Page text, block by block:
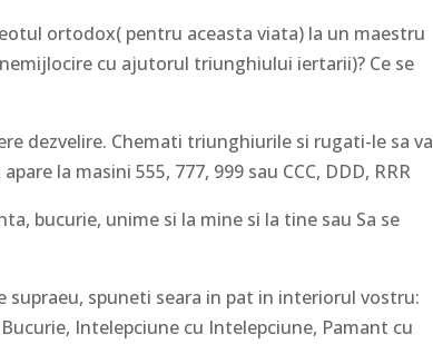
ortodox( pentru aceasta viata) la un maestru
cu ajutorul triunghiului iertarii)? Ce se
Chemati triunghiurile si rugati-le sa va
la masini 555, 777, 999 sau CCC, DDD, RRR
bucurie, unime si la mine si la tine sau Sa se
spuneti seara in pat in interiorul vostru:
Intelepciune cu Intelepciune, Pamant cu